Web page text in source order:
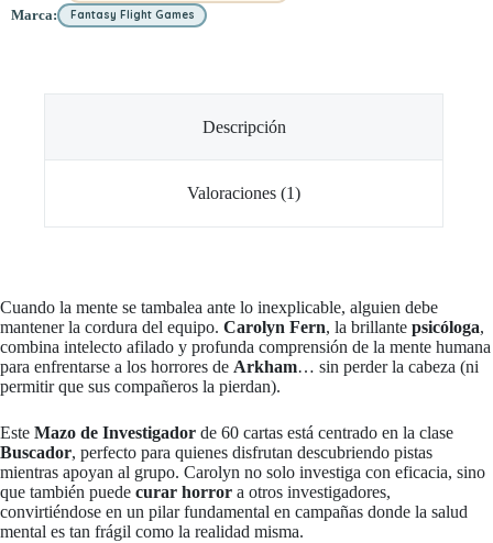
Marca: Fantasy Flight Games
Descripción
Valoraciones (1)
Cuando la mente se tambalea ante lo inexplicable, alguien debe
mantener la cordura del equipo. Carolyn Fern, la brillante psicóloga,
combina intelecto afilado y profunda comprensión de la mente humana
para enfrentarse a los horrores de Arkham… sin perder la cabeza (ni
permitir que sus compañeros la pierdan).
Este Mazo de Investigador de 60 cartas está centrado en la clase
Buscador, perfecto para quienes disfrutan descubriendo pistas
mientras apoyan al grupo. Carolyn no solo investiga con eficacia, sino
que también puede curar horror a otros investigadores,
convirtiéndose en un pilar fundamental en campañas donde la salud
mental es tan frágil como la realidad misma.